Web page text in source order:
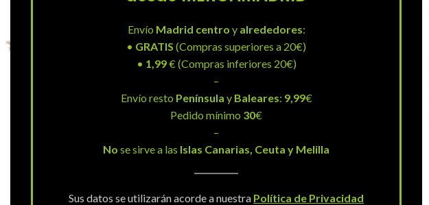
Envío Madrid centro y alrededores:
• GRATIS (Compras superiores a 20€)
• 1,99€ (Compras inferiores 20€)
–
Envío resto Península y Baleares: 9,99€
Pedido mínimo 30€
–
No se sirve a las Islas Canarias, Ceuta y Melilla
Sus datos se utilizarán acorde a nuestra Política de Privacidad